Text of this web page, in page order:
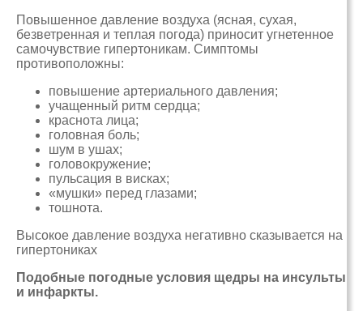
Повышенное давление воздуха (ясная, сухая,
безветренная и теплая погода) приносит угнетенное
самочувствие гипертоникам. Симптомы
противоположны:
повышение артериального давления;
учащенный ритм сердца;
краснота лица;
головная боль;
шум в ушах;
головокружение;
пульсация в висках;
«мушки» перед глазами;
тошнота.
Высокое давление воздуха негативно сказывается на
гипертониках
Подобные погодные условия щедры на инсульты
и инфаркты.